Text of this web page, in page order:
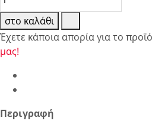
στο καλάθι
Έχετε κάποια απορία για το
μας!
Περιγραφή